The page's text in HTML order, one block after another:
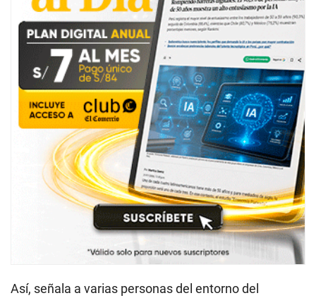
Así, señala a varias personas del entorno del